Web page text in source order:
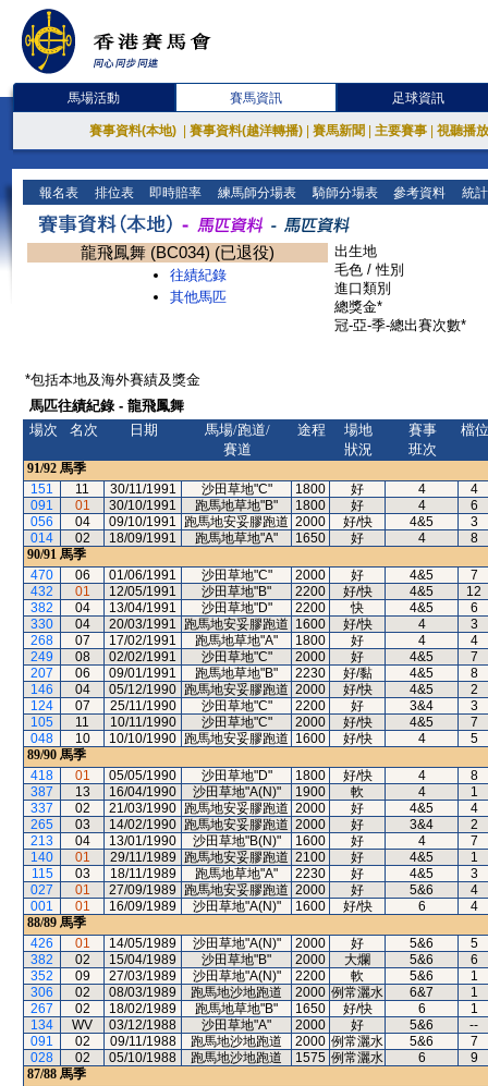
馬場活動 賽馬資訊 足球資訊
賽事資料(本地) 賽事資料(越洋轉播) 賽馬新聞 主要賽事 視聽播
報名表 排位表 即時賠率 練馬師分場表 騎師分場表 參考資料 統
龍飛鳳舞 (BC034) (已退役)
往績紀錄
其他馬匹
出生地
毛色 / 性別
進口類別
總獎金*
冠-亞-季-總出賽次數*
*包括本地及海外賽績及獎金
馬匹往績紀錄 - 龍飛鳳舞
場次
名次 日期
馬場/跑道/
賽道
途程
場地
狀況
賽事
班次
檔位
91/92 馬季
151
11 30/11/1991 沙田草地"C" 1800 好 4
4
091
01 30/10/1991 跑馬地草地"B" 1800 好 4
6
056
04 09/10/1991 跑馬地安妥膠跑道 2000 好/快 4&5
3
014
02 18/09/1991 跑馬地草地"A" 1650 好 4
8
90/91 馬季
470
06 01/06/1991 沙田草地"C" 2000 好 4&5
7
432
01 12/05/1991 沙田草地"B" 2200 好/快 4&5
12
382
04 13/04/1991 沙田草地"D" 2200 快 4&5
6
330
04 20/03/1991 跑馬地安妥膠跑道 1600 好/快 4
3
268
07 17/02/1991 跑馬地草地"A" 1800 好 4
4
249
08 02/02/1991 沙田草地"C" 2000 好 4&5
7
207
06 09/01/1991 跑馬地草地"B" 2230 好/黏 4&5
8
146
04 05/12/1990 跑馬地安妥膠跑道 2000 好/快 4&5
2
124
07 25/11/1990 沙田草地"C" 2200 好 3&4
3
105
11 10/11/1990 沙田草地"C" 2000 好/快 4&5
7
048
10 10/10/1990 跑馬地安妥膠跑道 1600 好/快 4
5
89/90 馬季
418
01 05/05/1990 沙田草地"D" 1800 好/快 4
8
387
13 16/04/1990 沙田草地"A(N)" 1900 軟 4
1
337
02 21/03/1990 跑馬地安妥膠跑道 2000 好 4&5
4
265
03 14/02/1990 跑馬地安妥膠跑道 2000 好 3&4
2
213
04 13/01/1990 沙田草地"B(N)" 1600 好 4
7
140
01 29/11/1989 跑馬地安妥膠跑道 2100 好 4&5
1
115
03 18/11/1989 跑馬地草地"A" 2230 好 4&5
3
027
01 27/09/1989 跑馬地安妥膠跑道 2000 好 5&6
4
001
01 16/09/1989 沙田草地"A(N)" 1600 好/快 6
4
88/89 馬季
426
01 14/05/1989 沙田草地"A(N)" 2000 好 5&6
5
382
02 15/04/1989 沙田草地"B" 2000 大爛 5&6
6
352
09 27/03/1989 沙田草地"A(N)" 2200 軟 5&6
1
306
02 08/03/1989 跑馬地沙地跑道 2000 例常灑水 6&7
1
267
02 18/02/1989 跑馬地草地"B" 1650 好/快 6
1
134
WV 03/12/1988 沙田草地"A" 2000 好 5&6
--
091
02 09/11/1988 跑馬地沙地跑道 2000 例常灑水 5&6
7
028
02 05/10/1988 跑馬地沙地跑道 1575 例常灑水 6
9
87/88 馬季